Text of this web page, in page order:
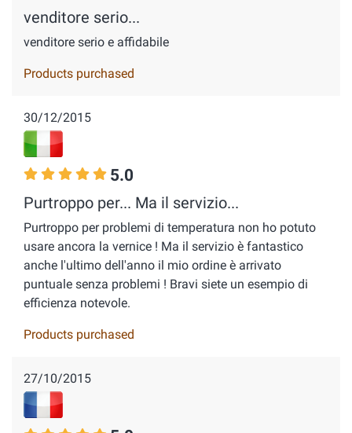
venditore serio...
venditore serio e affidabile
Products purchased
30/12/2015
5.0
Purtroppo per... Ma il servizio...
Purtroppo per problemi di temperatura non ho potuto
usare ancora la vernice ! Ma il servizio è fantastico
anche l'ultimo dell'anno il mio ordine è arrivato
puntuale senza problemi ! Bravi siete un esempio di
efficienza notevole.
Products purchased
27/10/2015